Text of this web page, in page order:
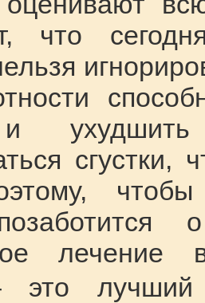
что
и
сгустки,
лечение
лучший